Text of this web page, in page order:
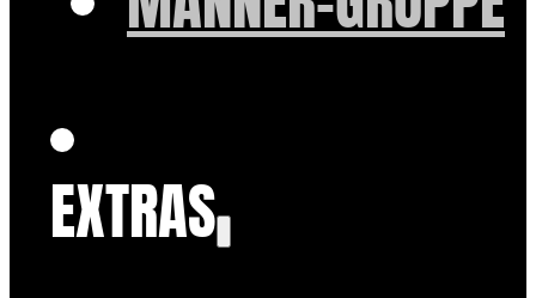
EXTRAS